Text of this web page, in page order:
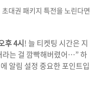
대권 패키지 특전을 노린다면
후 4시! 늘 티켓팅 시간은 지
라는 걸 깜빡해버렸어…” 하
알림 설정 중요한 포인트입